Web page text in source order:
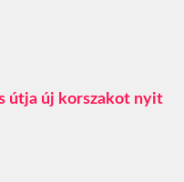
útja új korszakot nyit